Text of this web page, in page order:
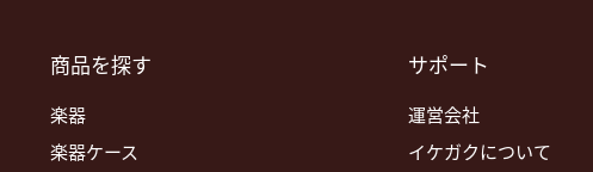
商品を探す
楽器
楽器ケース
サポート
運営会社
イケガクについて